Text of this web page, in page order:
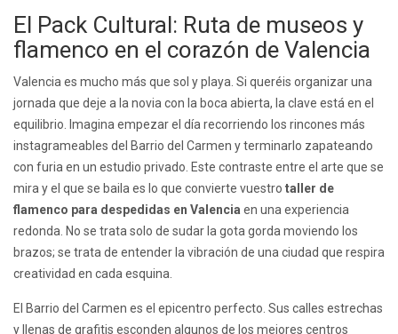
El Pack Cultural: Ruta de museos y
flamenco en el corazón de Valencia
Valencia es mucho más que sol y playa. Si queréis organizar una
jornada que deje a la novia con la boca abierta, la clave está en el
equilibrio. Imagina empezar el día recorriendo los rincones más
instagrameables del Barrio del Carmen y terminarlo zapateando
con furia en un estudio privado. Este contraste entre el arte que se
mira y el que se baila es lo que convierte vuestro taller de
flamenco para despedidas en Valencia en una experiencia
redonda. No se trata solo de sudar la gota gorda moviendo los
brazos; se trata de entender la vibración de una ciudad que respira
creatividad en cada esquina.
El Barrio del Carmen es el epicentro perfecto. Sus calles estrechas
y llenas de grafitis esconden algunos de los mejores centros